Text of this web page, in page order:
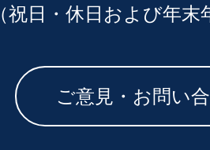
（祝日・休日および年
ご意見・お問い